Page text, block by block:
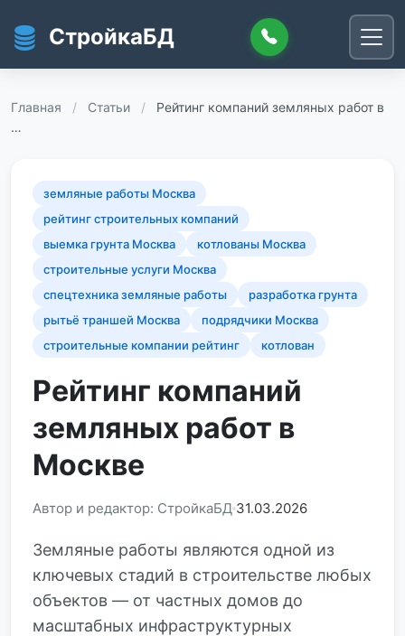
СтройкаБД
Главная / Статьи /
Рейтинг компаний земляных работ в
…
земляные работы Москва
рейтинг строительных компаний
выемка грунта Москва
котлованы Москва
строительные услуги Москва
спецтехника земляные работы
разработка грунта
рытьё траншей Москва
подрядчики Москва
строительные компании рейтинг
котлован
Рейтинг компаний
земляных работ в
Москве
Автор и редактор: СтройкаБД 31.03.2026
Земляные работы являются одной из
ключевых стадий в строительстве любых
объектов — от частных домов до
масштабных инфраструктурных